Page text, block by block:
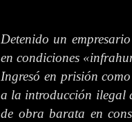
Detenido un
en condiciones
Ingresó en prisión
a la introducción ilegal
de obra barata en